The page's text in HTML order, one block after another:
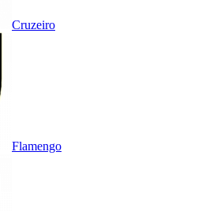
Cruzeiro
Flamengo